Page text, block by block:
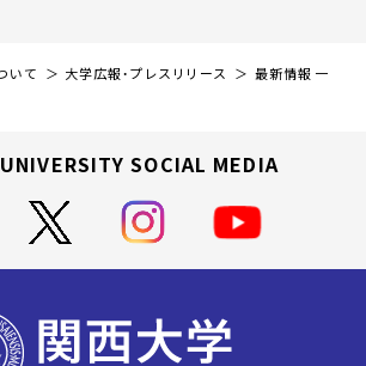
いて 大学広報・プレスリリース
最新情報 一
SOCIAL MEDIA